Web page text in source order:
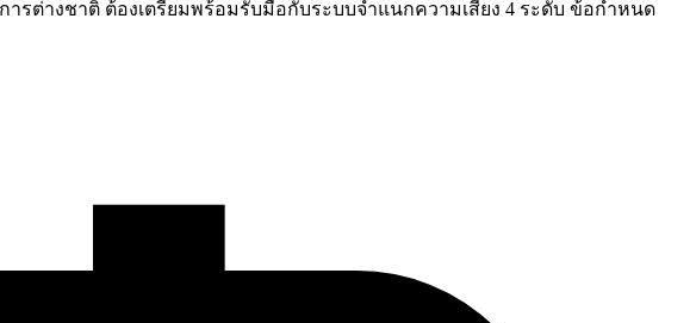
รต่างชาติ ต้องเตรียมพร้อมรับมือกับระบบจำแนกความเสี่ยง 4 ระดับ ข้อกำหนด